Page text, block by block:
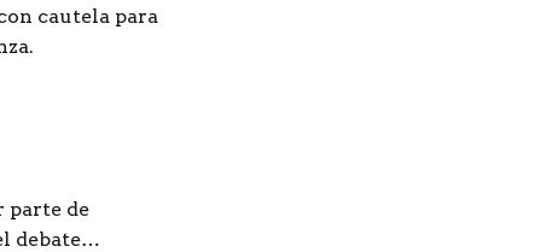
cautela para
parte de
debate